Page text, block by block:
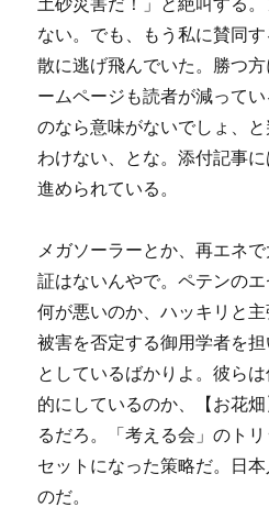
ない。でも、もう私に賛同
散に逃げ飛んでいた。勝つ
ームページも読者が減って
のなら意味がないでしょ、
わけない、とな。添付記事
進められている。
メガソーラーとか、再エネ
証はないんやで。ペテンのエ
何が悪いのか、ハッキリと主
被害を否定する御用学者を担
としているばかりよ。彼ら
的にしているのか、【お花
るだろ。「考える会」のト
セットになった策略だ。日
のだ。